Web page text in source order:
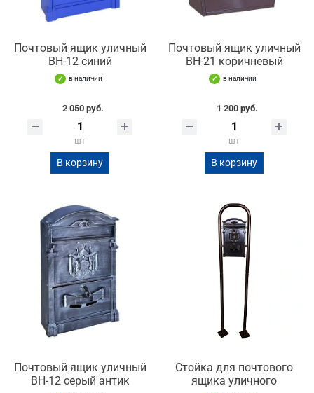
Почтовый ящик уличный
ВН-12 синий
в наличии
2 050 руб.
шт
В корзину
Почтовый ящик уличный
ВН-21 коричневый
в наличии
1 200 руб.
шт
В корзину
Почтовый ящик уличный
ВН-12 серый антик
Стойка для почтового
ящика уличного